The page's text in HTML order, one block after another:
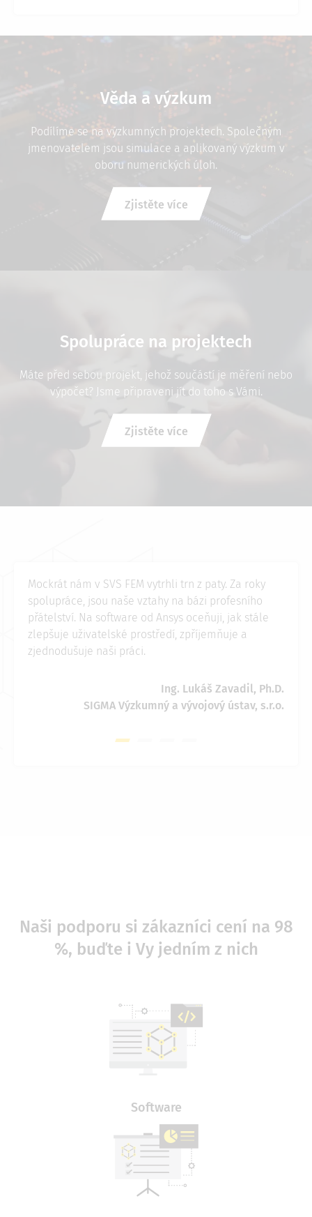
Věda a výzkum
Podílíme se na výzkumných projektech. Společným
jmenovatelem jsou simulace a aplikovaný výzkum v
oboru numerických úloh.
Zjistěte více
Spolupráce na projektech
Máte před sebou projekt, jehož součástí je měření nebo
výpočet? Jsme připraveni jít do toho s Vámi.
Zjistěte více
Mockrát nám v SVS FEM vytrhli trn z paty. Za roky
spolupráce, jsou naše vztahy na bázi profesního
přátelství. Na software od Ansys oceňuji, jak stále
zlepšuje uživatelské prostředí, zpříjemňuje a
zjednodušuje naši práci.
Ing. Lukáš Zavadil, Ph.D.
SIGMA Výzkumný a vývojový ústav, s.r.o.
Naši podporu si zákazníci cení na 98
%, buďte i Vy jedním z nich
Software